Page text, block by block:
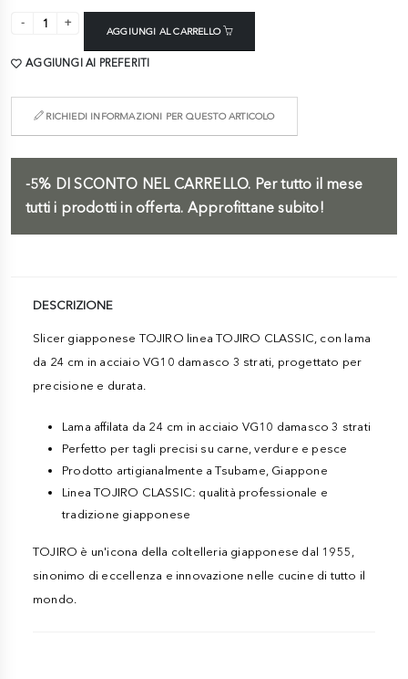
AGGIUNGI AL CARRELLO
AGGIUNGI AI PREFERITI
RICHIEDI INFORMAZIONI PER QUESTO ARTICOLO
-5% DI SCONTO NEL CARRELLO. Per tutto il mese
tutti i prodotti in offerta. Approfittane subito!
DESCRIZIONE
Slicer giapponese TOJIRO linea TOJIRO CLASSIC, con lama
da 24 cm in acciaio VG10 damasco 3 strati, progettato per
precisione e durata.
Lama affilata da 24 cm in acciaio VG10 damasco 3 strati
Perfetto per tagli precisi su carne, verdure e pesce
Prodotto artigianalmente a Tsubame, Giappone
Linea TOJIRO CLASSIC: qualità professionale e
tradizione giapponese
TOJIRO è un'icona della coltelleria giapponese dal 1955,
sinonimo di eccellenza e innovazione nelle cucine di tutto il
mondo.